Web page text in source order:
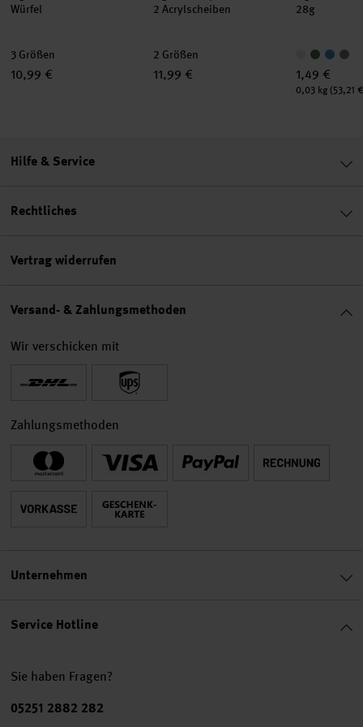
Würfel
3 Größen
10,99 €
2 Acrylscheiben
2 Größen
11,99 €
28g
1,49 €
Inhalt:
0,03 kg (53,21
Service Hotline
Sie haben Fragen?
Telefonnummer
05251 2882 282
Hilfe & Service
Rechtliches
Vertrag widerrufen
Versand- & Zahlungsmethoden
Wir verschicken mit
Zahlungsmethoden
Unternehmen